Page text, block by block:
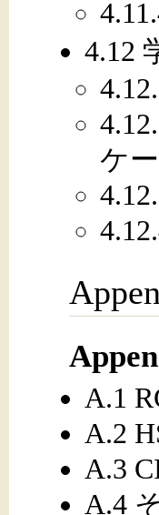
4.12
ケ
A.1
A.2
A.3
A.4